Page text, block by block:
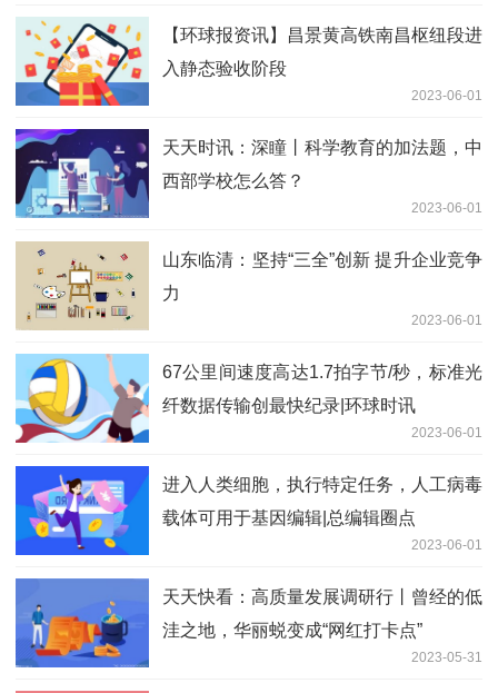
【环球报资讯】昌景黄高铁南昌枢纽段进
入静态验收阶段
2023-06-01
天天时讯：深瞳丨科学教育的加法题，中
西部学校怎么答？
2023-06-01
山东临清：坚持“三全”创新 提升企业竞争
力
2023-06-01
67公里间速度高达1.7拍字节/秒，标准光
纤数据传输创最快纪录|环球时讯
2023-06-01
进入人类细胞，执行特定任务，人工病毒
载体可用于基因编辑|总编辑圈点
2023-06-01
天天快看：高质量发展调研行丨曾经的低
洼之地，华丽蜕变成“网红打卡点”
2023-05-31